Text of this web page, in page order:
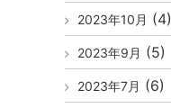
2023年10月 (4)
2023年9月 (5)
2023年7月 (6)